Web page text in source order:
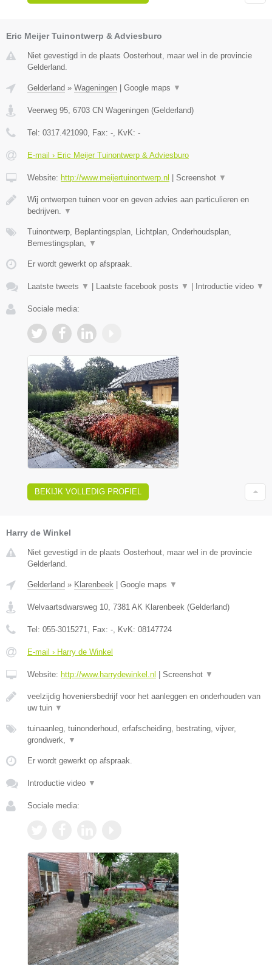
Eric Meijer Tuinontwerp & Adviesburo
Niet gevestigd in de plaats Oosterhout, maar wel in de provincie
Gelderland.
Gelderland » Wageningen Google maps ▼
Veerweg 95 6703 CN Wageningen (Gelderland)
Tel: 0317.421090 , Fax: - , KvK: -
E-mail › Eric Meijer Tuinontwerp & Adviesburo
Website: http://www.meijertuinontwerp.nl Screenshot ▼
Wij ontwerpen tuinen voor en geven advies aan particulieren en
bedrijven.
▼
Tuinontwerp, Beplantingsplan, Lichtplan, Onderhoudsplan,
Bemestingsplan,
▼
Er wordt gewerkt op afspraak.
Laatste tweets ▼ Laatste facebook posts ▼ Introductie video ▼
Sociale media:
BEKIJK VOLLEDIG PROFIEL
Harry de Winkel
Niet gevestigd in de plaats Oosterhout, maar wel in de provincie
Gelderland.
Gelderland » Klarenbeek Google maps ▼
Welvaartsdwarsweg 10, 7381 AK Klarenbeek (Gelderland)
Tel: 055-3015271, Fax: -, KvK: 08147724
E-mail › Harry de Winkel
Website: http://www.harrydewinkel.nl Screenshot ▼
veelzijdig hoveniersbedrijf voor het aanleggen en onderhouden van
uw tuin ▼
tuinaanleg, tuinonderhoud, erfafscheiding, bestrating, vijver,
grondwerk, ▼
Er wordt gewerkt op afspraak.
Introductie video ▼
Sociale media: